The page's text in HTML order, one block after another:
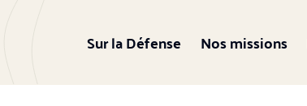
Sur la Défense Nos missions